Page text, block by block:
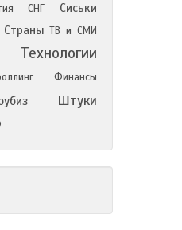
СНГ
Сиськи
Страны ТВ и СМИ
Технологии
Финансы
Штуки